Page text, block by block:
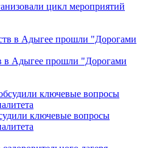
цикл мероприятий
в Адыгее прошли "Дорогами
ключевые вопросы